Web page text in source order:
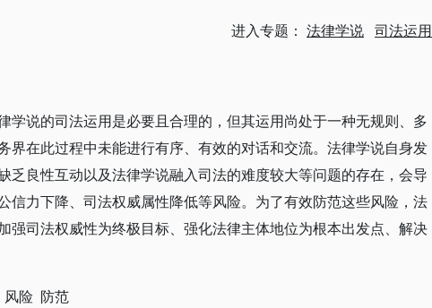
进入专题： 法律学说 司法运用
学说的司法运用是必要且合理的，但其运用尚处于一种无规则、多
界在此过程中未能进行有序、有效的对话和交流。法律学说自身发
乏良性互动以及法律学说融入司法的难度较大等问题的存在，会导
信力下降、司法权威属性降低等风险。为了有效防范这些风险，法
强司法权威性为终极目标、强化法律主体地位为根本出发点、解决
风险 防范